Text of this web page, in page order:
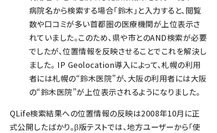
病院名から検索する場合「鈴木」と入力すると、閲覧
数や口コミが多い首都圏の医療機関が上位表示さ
れていました。このため、県や市とのAND検索が必要
でしたが、位置情報を反映させることでこれを解決し
ました。 IP Geolocation導入によって、札幌の利用
者には札幌の“鈴木医院”が、大阪の利用者には大阪
の“鈴木医院”が上位表示されるようになりました。
QLife検索結果への位置情報の反映は2008年10月に正
式公開したばかり。β版テストでは、地方ユーザーから「使